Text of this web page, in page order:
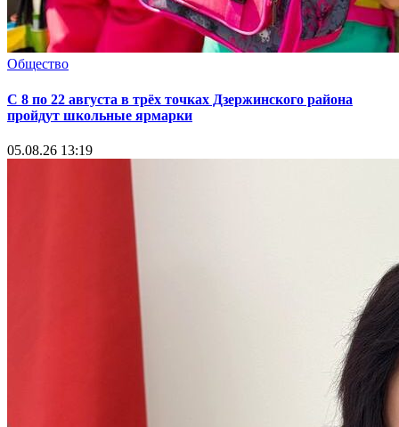
Общество
С 8 по 22 августа в трёх точках Дзержинского района
пройдут школьные ярмарки
05.08.26 13:19